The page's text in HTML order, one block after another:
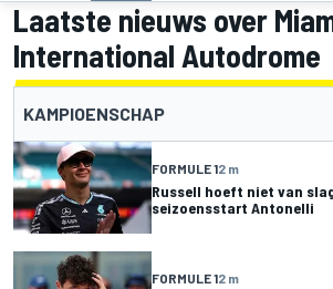
Laatste nieuws over
International Autodrome
KAMPIOENSCHAP
FORMULE 12 m
Russell hoeft niet van
seizoensstart Antonelli
FORMULE 12 m